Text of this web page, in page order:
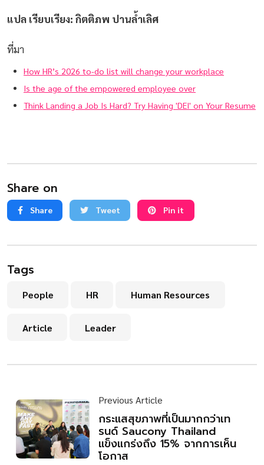
แปล เรียบเรียง: กิตติภพ ปานล้ำเลิศ
ที่มา
How HR’s 2026 to-do list will change your workplace
Is the age of the empowered employee over
Think Landing a Job Is Hard? Try Having 'DEI' on Your Resume
Share on
Share Tweet Pin it
Tags
People HR Human Resources
Article Leader
Previous Article
กระแสสุขภาพที่เป็นมากกว่าเท
รนด์ Saucony Thailand
แข็งแกร่งถึง 15% จากการเห็น
โอกาส